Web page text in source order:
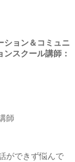
ション＆コミュニ
ンスクール講師：
師
ができず悩んで